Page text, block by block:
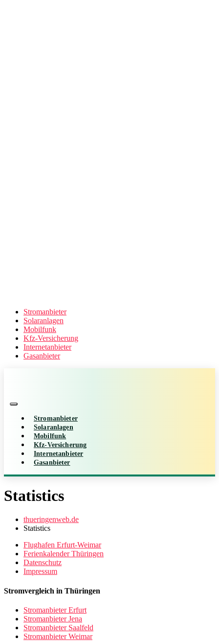
Stromanbieter
Solaranlagen
Mobilfunk
Kfz-Versicherung
Internetanbieter
Gasanbieter
Stromanbieter
Solaranlagen
Mobilfunk
Kfz-Versicherung
Internetanbieter
Gasanbieter
Statistics
thueringenweb.de
Statistics
Flughafen Erfurt-Weimar
Ferienkalender Thüringen
Datenschutz
Impressum
Stromvergleich in Thüringen
Stromanbieter Erfurt
Stromanbieter Jena
Stromanbieter Saalfeld
Stromanbieter Weimar